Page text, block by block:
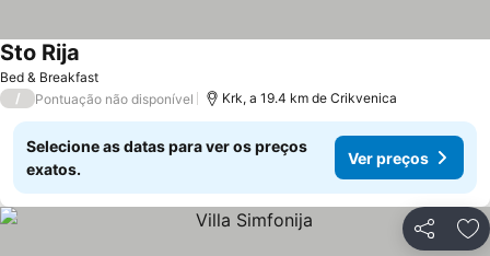
Bed & Breakfast
Sto Rija
/ Pontuação não disponível Krk, a 19.4 km de Crikvenica
Selecione as datas para ver os preços
exatos.
Ver preços
Partilhar